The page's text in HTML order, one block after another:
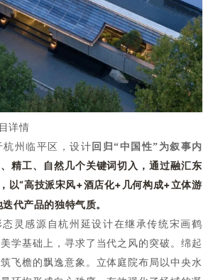
详情
杭州临平区，设计 回归“中国性” 为叙事内
精工、自然几个关键词切入，通过融汇东
以“高技派宋风+酒店化+ 几何构成+立体游
代产品的独特气质。
态灵感源自杭州延设计在继承传统宋画鹤
学基础上，寻求了当代之风的突破。绵起
飞檐的飘逸意象。 立体庭院布局以中央水